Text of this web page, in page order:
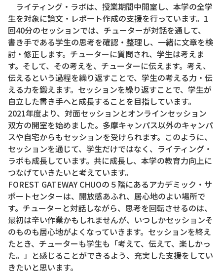
ライティング・ラボは、授業期間中開室し、本学の全学
生を対象に論文・レポート作成の支援を行っています。1
回40分のセッションでは、チューターが対話を通して、
書き手である学生の思考を確認・整理し、一緒に文章を検
討・修正します。チューターに質問され、学生は考えま
す。そして、その考えを、チューターに伝えます。考え、
伝えるという過程を繰り返すことで、学生の考える力・伝
える力を鍛えます。セッションを繰り返すことで、学生が
自立した書き手へと成長することを目指しています。
2021年度より、対面セッションとオンラインセッション
双方の開室を始めました。多摩キャンパス以外のキャンパ
スや自宅からもセッションを受けられます。このように、
セッションを通じて、学生だけではなく、ライティング・
ラボも成長しています。共に成長し、本学の教育力向上に
つなげていきたいと考えています。
FOREST GATEWAY CHUOの５階にあるアカデミック・サ
ポートセンターは、開放感あふれ、居心地のよい場所で
す。チューターと対話しながら、思考を回転させるのは、
最初は辛い作業かもしれませんが、いつしかセッションそ
のものも居心地がよくなっていきます。セッションを終え
たとき、チューターも学生も「考えて、伝えて、楽しかっ
た。」と感じることができるよう、充実した支援をしてい
きたいと思います。